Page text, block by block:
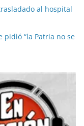
al hospital
pidió “la Patria no se